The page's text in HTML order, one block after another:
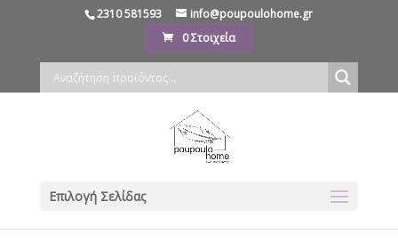
2310 581593
info@poupoulohome.gr
0 Στοιχεία
Επιλογή Σελίδας